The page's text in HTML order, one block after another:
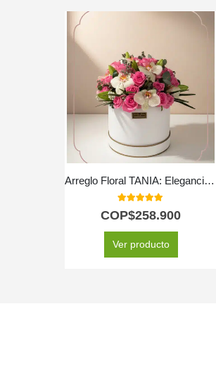
Arreglo Floral TANIA: Elegancia en Caja con Rosas y Orquídeas 🤍
5.00
COP$258.900
Ver producto